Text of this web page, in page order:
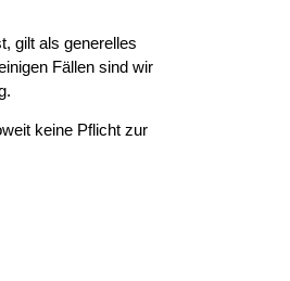
gilt als generelles
Fällen sind wir
keine Pflicht zur